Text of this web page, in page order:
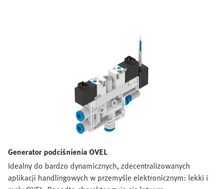
Generator podciśnienia OVEL
Idealny do bardzo dynamicznych, zdecentralizowanych
aplikacji handlingowych w przemyśle elektronicznym: lekki i